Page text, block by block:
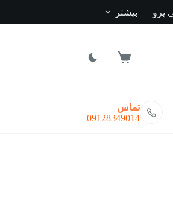
پرو بیشتر
سبد
تماس
09128349014